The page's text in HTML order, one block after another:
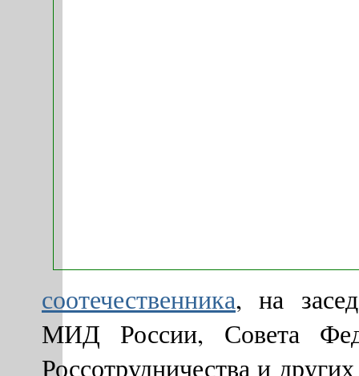
соотечественника, на
МИД России, Совета
Россотрудничества и